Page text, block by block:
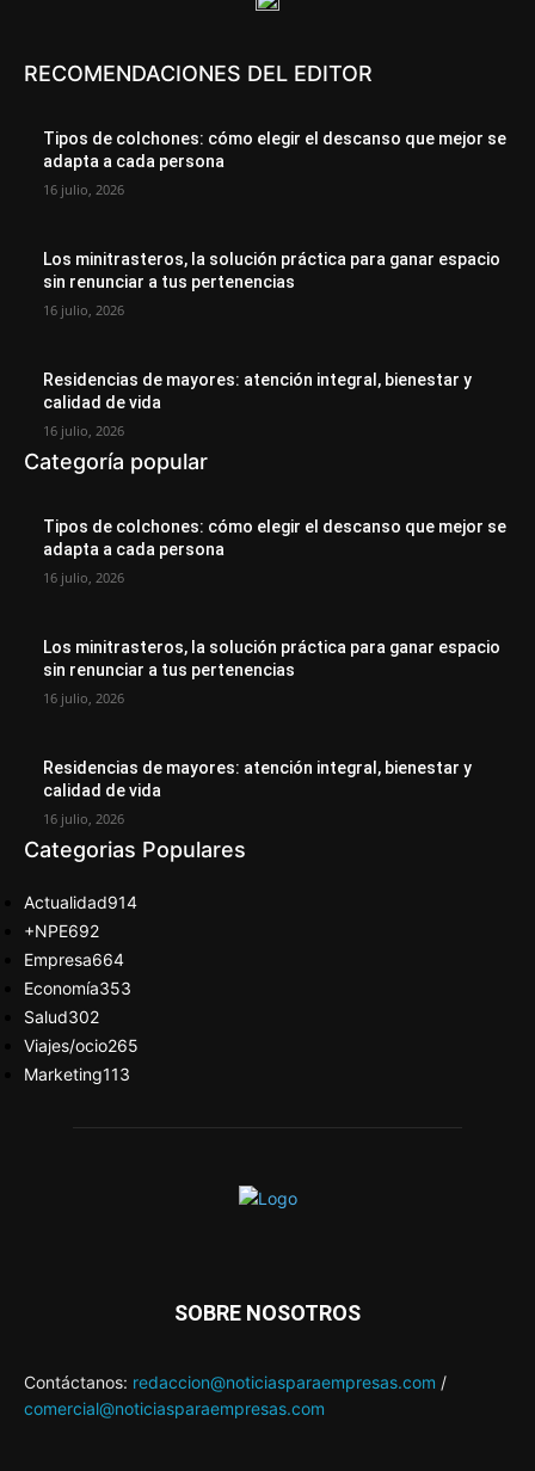
RECOMENDACIONES DEL EDITOR
Tipos de colchones: cómo elegir el descanso que mejor se
adapta a cada persona
16 julio, 2026
Los minitrasteros, la solución práctica para ganar espacio
sin renunciar a tus pertenencias
16 julio, 2026
Residencias de mayores: atención integral, bienestar y
calidad de vida
16 julio, 2026
Categoría popular
Tipos de colchones: cómo elegir el descanso que mejor se
adapta a cada persona
16 julio, 2026
Los minitrasteros, la solución práctica para ganar espacio
sin renunciar a tus pertenencias
16 julio, 2026
Residencias de mayores: atención integral, bienestar y
calidad de vida
16 julio, 2026
Categorias Populares
Actualidad914
+NPE692
Empresa664
Economía353
Salud302
Viajes/ocio265
Marketing113
SOBRE NOSOTROS
Contáctanos: redaccion@noticiasparaempresas.com /
comercial@noticiasparaempresas.com